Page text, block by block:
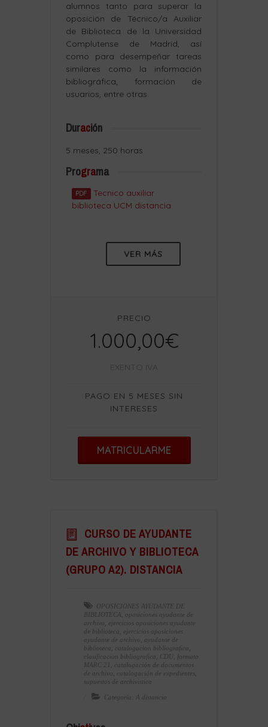
alumnos tanto para superar la
oposición de Técnico/a Auxiliar
de Biblioteca de la Universidad
Complutense de Madrid, así
como para desempeñar tareas
similares como la información
bibliográfica, formación de
usuarios, entre otras.
Duración
5 meses, 250 horas
Programa
PDF
Tecnico auxiliar
biblioteca UCM distancia
VER MÁS
PRECIO
1.000,00€
EXENTO IVA
PAGO EN 5 MESES SIN
INTERESES
MATRICULARME
CURSO DE AYUDANTE
DE ARCHIVO Y BIBLIOTECA
(GRUPO A2). DISTANCIA
OPOSICIONES AYUDANTE DE
BIBLIOTECA
oposiciones ayudante de
archivo
ejercicios oposiciones ayudante
de biblioteca
ejercicios oposiciones
ayudante de archivo
ayudante de
biblioteca
catalogacion bibliografica
clasificacion bibliografica
CDU
formato
MARC 21
catalogación de documentos
de archivo
catalogación de expedientes
supuestos de archivistica
Categoría: A distancia